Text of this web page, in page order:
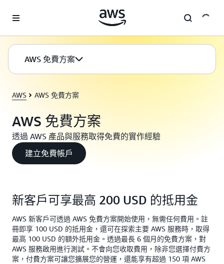
AWS 免費方案
AWS AWS 免費方案
AWS 免費方案
透過 AWS 產品與服務取得免費的實作經驗
建立免費帳戶
新客戶可享最高 200 USD 的抵用金
AWS 新客戶可透過 AWS 免費方案開始使用，無需任何費用。註
冊即享 100 USD 的抵用金，還可在探索主要 AWS 服務時，取得
最高 100 USD 的額外抵用金。透過最長 6 個月的免費方案，對
AWS 服務啟用進行測試。不會向您收取費用，除非您選擇付費方
案，付費方案可讓您擴展您的營運，還能享有超過 150 項 AWS